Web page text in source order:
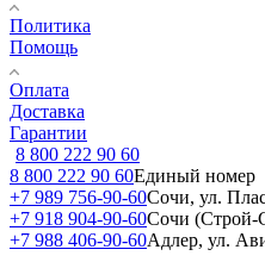
Политика
Помощь
Оплата
Доставка
Гарантии
8 800 222 90 60
8 800 222 90 60Единый номер
+7 989 756-90-60Сочи, ул.
+7 918 904-90-60Сочи (Строй-
+7 988 406-90-60Адлер, ул.